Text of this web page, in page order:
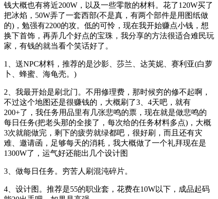
钱大概也有将近200W，以及一些零散的材料。花了120W买了
把冰焰，50W弄了一套西部(不是真，有两个部件是用图纸做
的)，勉强有2200的攻。低的可怜，现在我开始赚点小钱，想
换下首饰，再弄几个好点的宝珠，我分享的方法很适合难民玩
家，有钱的就当看个笑话好了。
1、送NPC材料，推荐的是沙影、莎兰、达芙妮、赛利亚(白萝
卜、蜂蜜、海龟壳。)
2、我最开始是刷北门。不用修理费，那时候穷的修不起啊，
不过这个地图还是很赚钱的，大概刷了3、4天吧，就有
200+了，我任务用品里有几张悲鸣的票，现在就是做悲鸣的
每日任务(把老头那的全接了，每次给的任务材料多点)，大概
3次就能做完，剩下的疲劳就绿都吧，很好刷，而且还有灾
难、邀请函，足够每天的消耗，我大概做了一个礼拜现在是
1300W了，运气好还能出几个设计图
3、做每日任务。穷苦人刷混沌碎片。
4、设计图。推荐是55的职业套，花费在10W以下，成品起码